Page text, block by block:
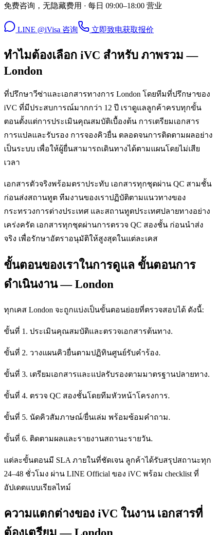
免费咨询，无隐藏费用 · 每日 09:00–18:00 营业
LINE @iVisa 咨询 立即致电获取报价
ทำไมต้องเลือก iVC สำหรับ ภาพรวม —
London
ที่ปรึกษาวีซ่าและเอกสารทางการ London โดยทีมที่ปรึกษาของ
iVC ที่มีประสบการณ์มากกว่า 12 ปี เราดูแลลูกค้าครบทุกขั้น
ตอนตั้งแต่การประเมินคุณสมบัติเบื้องต้น การเตรียมเอกสาร
การแปลและรับรอง การจองคิวยื่น ตลอดจนการติดตามผลอย่าง
เป็นระบบ เพื่อให้ผู้ยื่นสามารถเดินทางได้ตามแผนโดยไม่เสีย
เวลา
เอกสารตัวจริงพร้อมตราประทับ เอกสารทุกชุดผ่าน QC สามชั้น
ก่อนส่งสถานทูต ทีมงานของเราปฏิบัติตามแนวทางของ
กระทรวงการต่างประเทศ และสถานทูตประเทศปลายทางอย่าง
เคร่งครัด เอกสารทุกชุดผ่านการตรวจ QC สองชั้น ก่อนนำส่ง
จริง เพื่อรักษาอัตราอนุมัติให้สูงสุดในแต่ละเคส
ขั้นตอนของเราในการดูแล ขั้นตอนการ
ดำเนินงาน — London
ทุกเคส London จะถูกแบ่งเป็นขั้นตอนย่อยที่ตรวจสอบได้ ดังนี้:
ขั้นที่ 1. ประเมินคุณสมบัติและตรวจเอกสารต้นทาง.
ขั้นที่ 2. วางแผนคิวยื่นตามปฏิทินศูนย์รับคำร้อง.
ขั้นที่ 3. เตรียมเอกสารและแปลรับรองตามมาตรฐานปลายทาง.
ขั้นที่ 4. ตรวจ QC สองชั้นโดยทีมหัวหน้าโครงการ.
ขั้นที่ 5. นัดคิวสัมภาษณ์/ยื่นเล่ม พร้อมซ้อมคำถาม.
ขั้นที่ 6. ติดตามผลและรายงานสถานะรายวัน.
แต่ละขั้นตอนมี SLA ภายในที่ชัดเจน ลูกค้าได้รับสรุปสถานะทุก
24–48 ชั่วโมง ผ่าน LINE Official ของ iVC พร้อม checklist ที่
อัปเดตแบบเรียลไทม์
ความแตกต่างของ iVC ในงาน เอกสารที่